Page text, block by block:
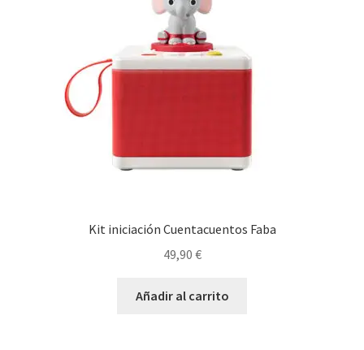
Kit iniciación Cuentacuentos Faba
49,90 €
Añadir al carrito